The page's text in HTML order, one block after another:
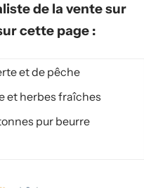
de la vente sur
cette page :
et de pêche
et herbes fraîches
pur beurre